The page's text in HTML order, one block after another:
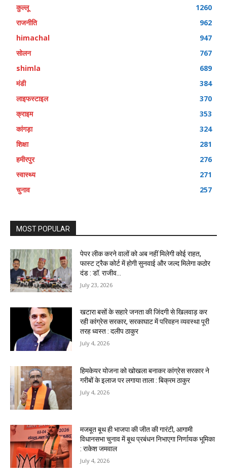
कुल्लू
1260
राजनीति
962
himachal
947
सोलन
767
shimla
689
मंडी
384
लाइफस्टाइल
370
क्राइम
353
कांगड़ा
324
शिक्षा
281
हमीरपुर
276
स्वास्थ्य
271
चुनाव
257
MOST POPULAR
पेपर लीक करने वालों को अब नहीं मिलेगी कोई राहत,
फास्ट ट्रैक कोर्ट में होगी सुनवाई और जल्द मिलेगा कठोर
दंड : डॉ. राजीव...
July 23, 2026
खटारा बसों के सहारे जनता की जिंदगी से खिलवाड़ कर
रही कांग्रेस सरकार, सरकाघाट में परिवहन व्यवस्था पूरी
तरह ध्वस्त : दलीप ठाकुर
July 4, 2026
हिमकेयर योजना को खोखला बनाकर कांग्रेस सरकार ने
गरीबों के इलाज पर लगाया ताला : बिक्रम ठाकुर
July 4, 2026
मजबूत बूथ ही भाजपा की जीत की गारंटी, आगामी
विधानसभा चुनाव में बूथ प्रबंधन निभाएगा निर्णायक भूमिका
: राकेश जमवाल
July 4, 2026